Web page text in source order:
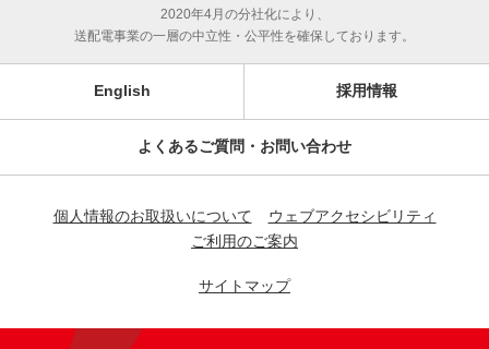
2020年4月の分社化により、
送配電事業の一層の中立性・公平性を確保しております。
English 採用情報
よくあるご質問・お問い合わせ
個人情報のお取扱いについて
ウェブアクセシビリティ
ご利用のご案内
サイトマップ